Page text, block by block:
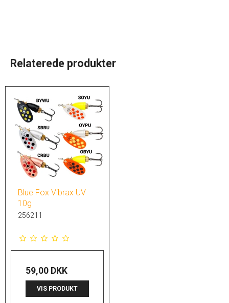
Relaterede produkter
Blue Fox Vibrax UV
10g
256211
59,00 DKK
VIS PRODUKT